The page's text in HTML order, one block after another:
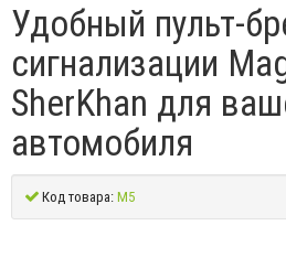
Удобный пульт-
сигнализации
SherKhan для
автомобиля
Код товара:M5